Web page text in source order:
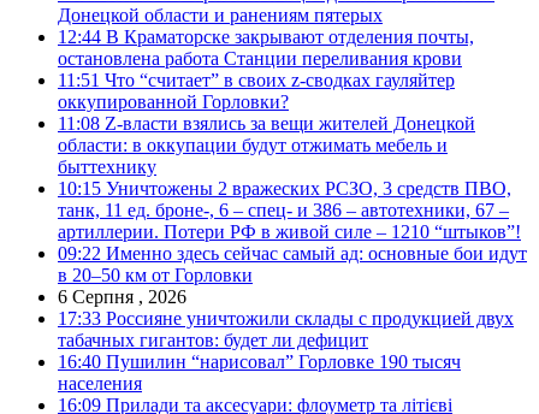
Донецкой области и ранениям пятерых
12:44 В Краматорске закрывают отделения почты,
остановлена работа Станции переливания крови
11:51 Что “считает” в своих z-сводках гауляйтер
оккупированной Горловки?
11:08 Z-власти взялись за вещи жителей Донецкой
области: в оккупации будут отжимать мебель и
быттехнику
10:15 Уничтожены 2 вражеских РСЗО, 3 средств ПВО,
танк, 11 ед. броне-, 6 – спец- и 386 – автотехники, 67 –
артиллерии. Потери РФ в живой силе – 1210 “штыков”!
09:22 Именно здесь сейчас самый ад: основные бои идут
в 20–50 км от Горловки
6 Серпня , 2026
17:33 Россияне уничтожили склады с продукцией двух
табачных гигантов: будет ли дефицит
16:40 Пушилин “нарисовал” Горловке 190 тысяч
населения
16:09 Прилади та аксесуари: флоуметр та літієві